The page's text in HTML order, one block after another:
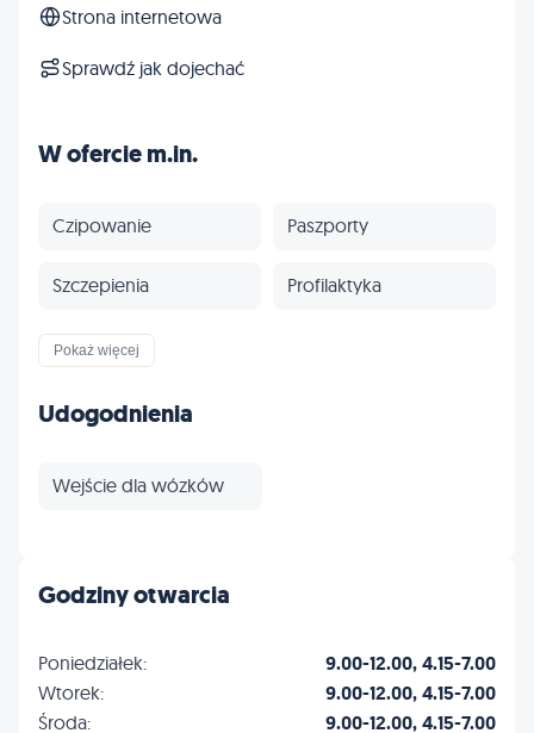
Strona internetowa
Sprawdź jak dojechać
W ofercie m.in.
Czipowanie Paszporty
Szczepienia Profilaktyka
Inne
Pokaż więcej
Udogodnienia
Wejście dla wózków
Godziny otwarcia
Poniedziałek: 9.00-12.00, 4.15-7.00
Wtorek: 9.00-12.00, 4.15-7.00
Środa: 9.00-12.00, 4.15-7.00